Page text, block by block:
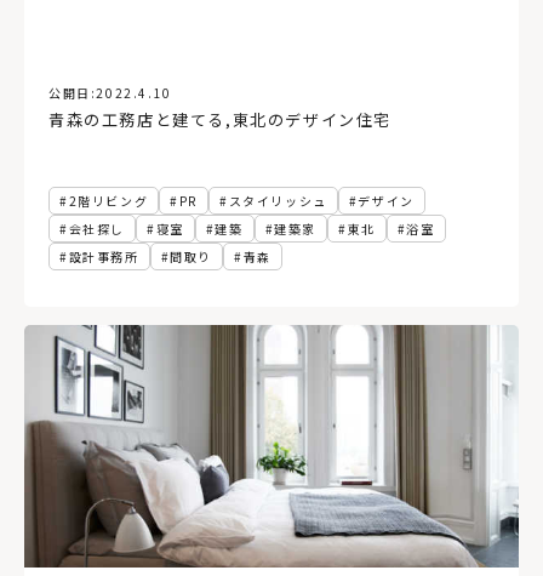
公開日:2022.4.10
青森の工務店と建てる , 東北のデザイン住宅
2階リビング PR スタイリッシュ
デザイン
会社探し
寝室 建築 建築家 東北
浴室
設計事務所
間取り 青森